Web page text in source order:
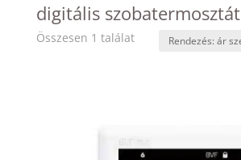
digitális szobatermosztát
Összesen 1 találat